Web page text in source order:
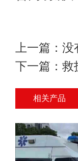
上一篇：
下一篇： 救
相关产品